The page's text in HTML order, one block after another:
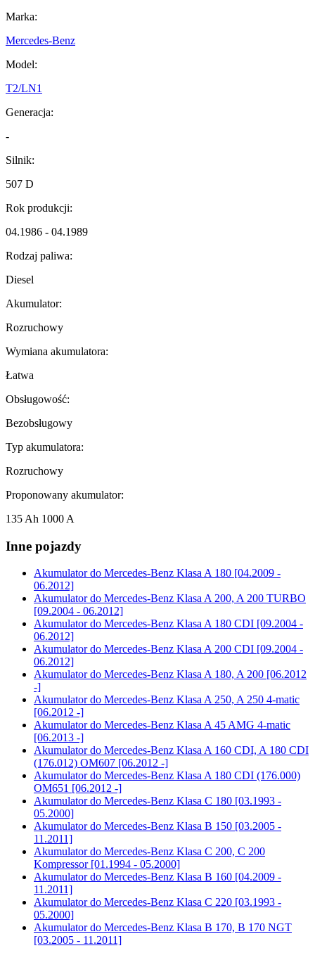
Marka:
Mercedes-Benz
Model:
T2/LN1
Generacja:
-
Silnik:
507 D
Rok produkcji:
04.1986 - 04.1989
Rodzaj paliwa:
Diesel
Akumulator:
Rozruchowy
Wymiana akumulatora:
Łatwa
Obsługowość:
Bezobsługowy
Typ akumulatora:
Rozruchowy
Proponowany akumulator:
135 Ah 1000 A
Inne pojazdy
Akumulator do Mercedes-Benz Klasa A 180 [04.2009 -
06.2012]
Akumulator do Mercedes-Benz Klasa A 200, A 200 TURBO
[09.2004 - 06.2012]
Akumulator do Mercedes-Benz Klasa A 180 CDI [09.2004 -
06.2012]
Akumulator do Mercedes-Benz Klasa A 200 CDI [09.2004 -
06.2012]
Akumulator do Mercedes-Benz Klasa A 180, A 200 [06.2012
-]
Akumulator do Mercedes-Benz Klasa A 250, A 250 4-matic
[06.2012 -]
Akumulator do Mercedes-Benz Klasa A 45 AMG 4-matic
[06.2013 -]
Akumulator do Mercedes-Benz Klasa A 160 CDI, A 180 CDI
(176.012) OM607 [06.2012 -]
Akumulator do Mercedes-Benz Klasa A 180 CDI (176.000)
OM651 [06.2012 -]
Akumulator do Mercedes-Benz Klasa C 180 [03.1993 -
05.2000]
Akumulator do Mercedes-Benz Klasa B 150 [03.2005 -
11.2011]
Akumulator do Mercedes-Benz Klasa C 200, C 200
Kompressor [01.1994 - 05.2000]
Akumulator do Mercedes-Benz Klasa B 160 [04.2009 -
11.2011]
Akumulator do Mercedes-Benz Klasa C 220 [03.1993 -
05.2000]
Akumulator do Mercedes-Benz Klasa B 170, B 170 NGT
[03.2005 - 11.2011]